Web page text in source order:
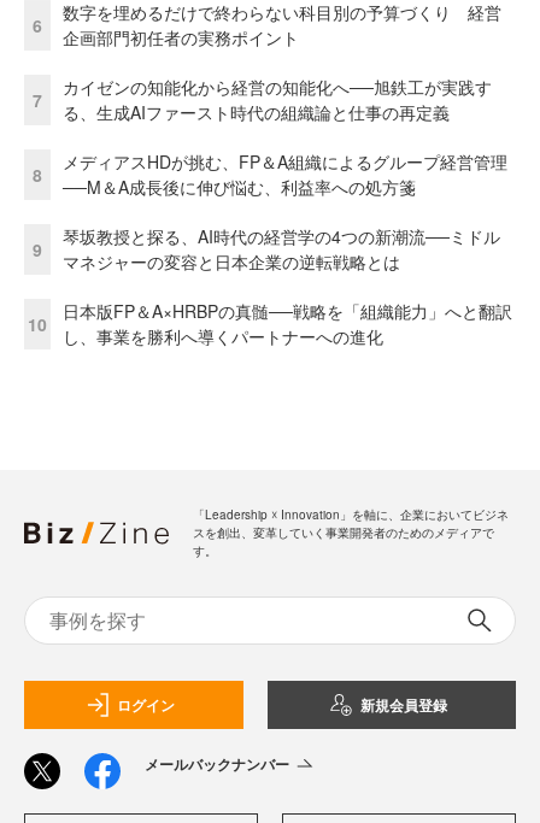
6
数字を埋めるだけで終わらない科目別の予算づくり 経営
企画部門初任者の実務ポイント
7
カイゼンの知能化から経営の知能化へ──旭鉄工が実践す
る、生成AIファースト時代の組織論と仕事の再定義
8
メディアスHDが挑む、FP＆A組織によるグループ経営管理
──M＆A成長後に伸び悩む、利益率への処方箋
9
琴坂教授と探る、AI時代の経営学の4つの新潮流──ミドル
マネジャーの変容と日本企業の逆転戦略とは
10
日本版FP＆A×HRBPの真髄──戦略を「組織能力」へと翻訳
し、事業を勝利へ導くパートナーへの進化
「Leadership ☓ Innovation」を軸に、企業においてビジネ
スを創出、変革していく事業開発者のためのメディアで
す。
ログイン 新規会員登録
メールバックナンバー